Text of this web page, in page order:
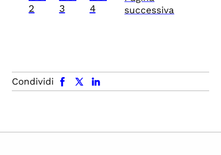
2
3
4
successiva
Condividi
facebook x.com linkedin